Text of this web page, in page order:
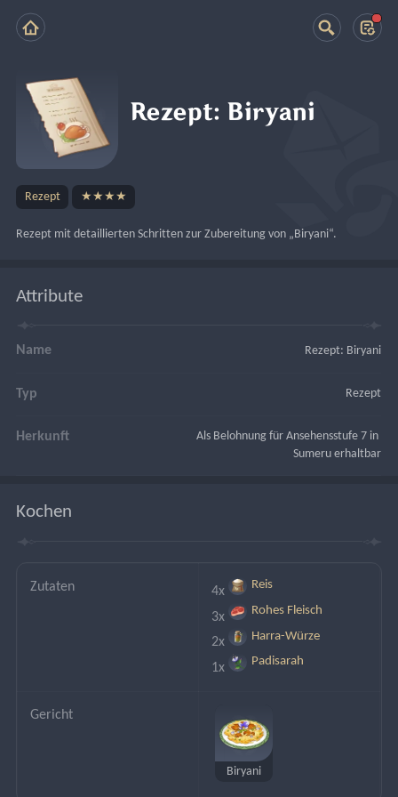
Rezept: Biryani
Rezept ★★★★
Rezept mit detaillierten Schritten zur Zubereitung von „Biryani“.
Attribute
Name Rezept: Biryani
Typ Rezept
Herkunft
Als Belohnung für Ansehensstufe 7 in
Sumeru erhaltbar
Kochen
Zutaten 4x Reis
3x Rohes Fleisch
2x Harra-Würze
1x Padisarah
Gericht
Biryani